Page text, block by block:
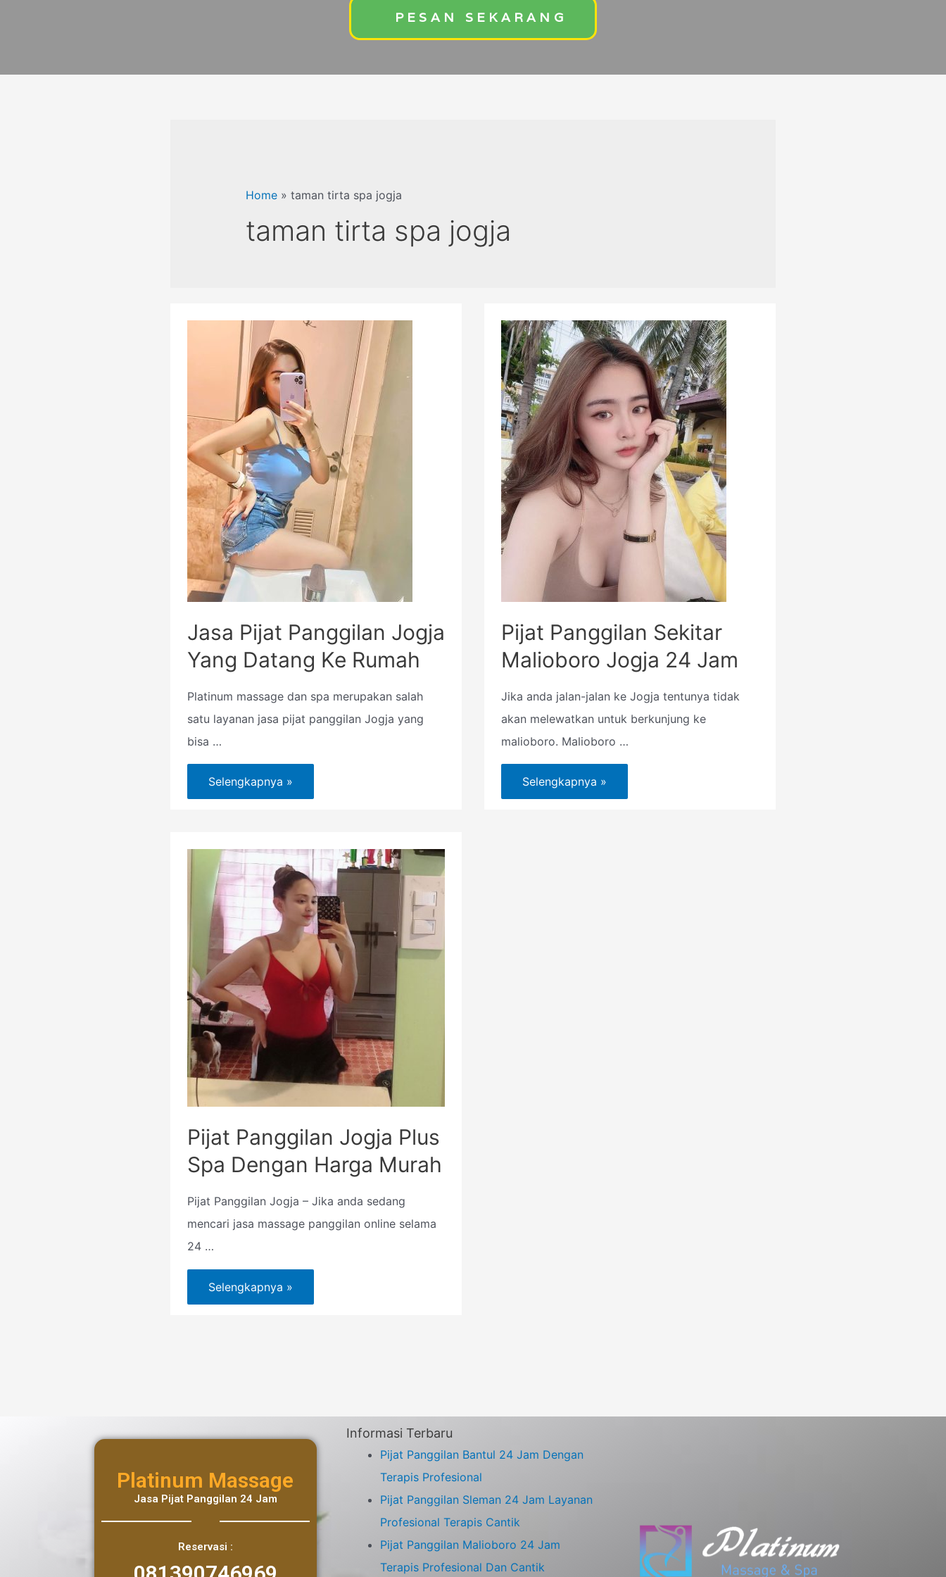
PESAN SEKARANG
Home» taman tirta spa jogja
taman tirta spa jogja
Jasa Pijat Panggilan Jogja
Yang Datang Ke Rumah
Platinum massage dan spa merupakan salah
satu layanan jasa pijat panggilan Jogja yang
bisa …
Selengkapnya »
Pijat Panggilan Sekitar
Malioboro Jogja 24 Jam
Jika anda jalan-jalan ke Jogja tentunya tidak
akan melewatkan untuk berkunjung ke
malioboro. Malioboro …
Selengkapnya »
Pijat Panggilan Jogja Plus
Spa Dengan Harga Murah
Pijat Panggilan Jogja – Jika anda sedang
mencari jasa massage panggilan online selama
24 …
Selengkapnya »
Platinum Massage
Jasa Pijat Panggilan 24 Jam
Reservasi :
Informasi Terbaru
Pijat Panggilan Bantul 24 Jam Dengan
Terapis Profesional
Pijat Panggilan Sleman 24 Jam Layanan
Profesional Terapis Cantik
Pijat Panggilan Malioboro 24 Jam
Terapis Profesional Dan Cantik